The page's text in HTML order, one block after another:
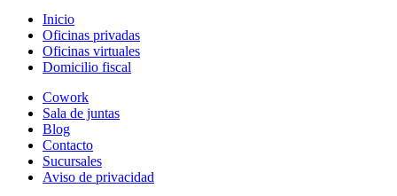
Inicio
Oficinas privadas
Oficinas virtuales
Domicilio fiscal
Cowork
Sala de juntas
Blog
Contacto
Sucursales
Aviso de privacidad